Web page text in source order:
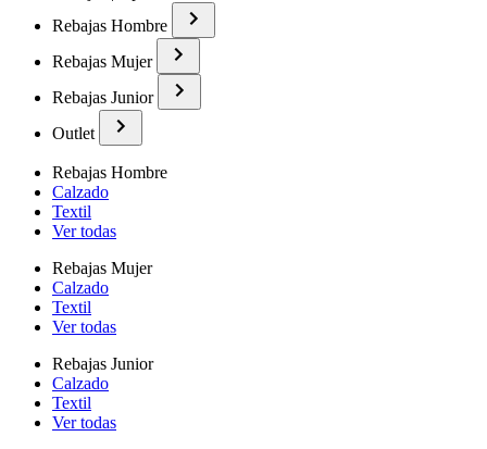
Rebajas Hombre
Rebajas Mujer
Rebajas Junior
Outlet
Rebajas Hombre
Calzado
Textil
Ver todas
Rebajas Mujer
Calzado
Textil
Ver todas
Rebajas Junior
Calzado
Textil
Ver todas